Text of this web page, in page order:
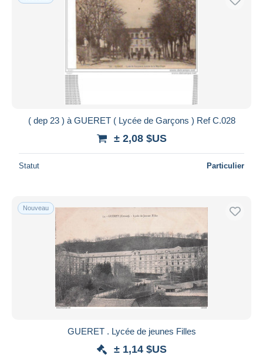
( dep 23 ) à GUERET ( Lycée de Garçons ) Ref C.028
± 2,08 $US
Statut Particulier
Nouveau
GUERET . Lycée de jeunes Filles
± 1,14 $US